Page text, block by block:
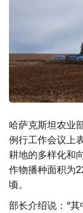
哈萨克斯坦农业
例行工作会议上
耕地的多样化和
作物播种面积为
顷。
部长介绍说：“